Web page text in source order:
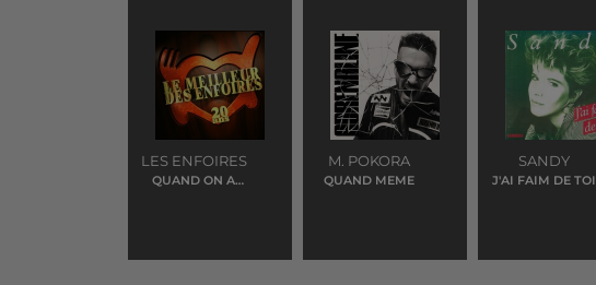
LES ENFOIRES
QUAND ON A
M. POKORA
QUAND MEME
SANDY
J'AI FAIM DE TOI